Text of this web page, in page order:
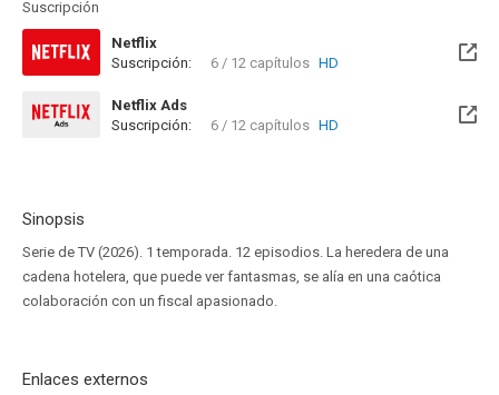
Suscripción
Netflix
Suscripción:
6 / 12 capítulos HD
Netflix Ads
Suscripción:
6 / 12 capítulos HD
Sinopsis
Serie de TV (2026). 1 temporada. 12 episodios. La heredera de una
cadena hotelera, que puede ver fantasmas, se alía en una caótica
colaboración con un fiscal apasionado.
Enlaces externos